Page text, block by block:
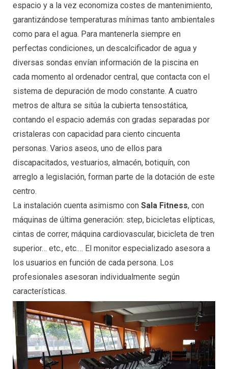
espacio y a la vez economiza costes de mantenimiento,
garantizándose temperaturas mínimas tanto ambientales
como para el agua. Para mantenerla siempre en
perfectas condiciones, un descalcificador de agua y
diversas sondas envían información de la piscina en
cada momento al ordenador central, que contacta con el
sistema de depuración de modo constante. A cuatro
metros de altura se sitúa la cubierta tensostática,
contando el espacio además con gradas separadas por
cristaleras con capacidad para ciento cincuenta
personas. Varios aseos, uno de ellos para
discapacitados, vestuarios, almacén, botiquín, con
arreglo a legislación, forman parte de la dotación de este
centro.
La instalación cuenta asimismo con Sala Fitness, con
máquinas de última generación: step, bicicletas elípticas,
cintas de correr, máquina cardiovascular, bicicleta de tren
superior… etc., etc.… El monitor especializado asesora a
los usuarios en función de cada persona. Los
profesionales asesoran individualmente según
características.